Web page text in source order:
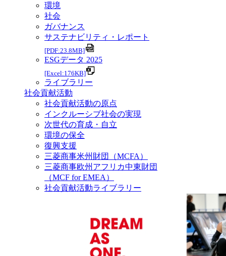
環境
社会
ガバナンス
サステナビリティ・レポート
[PDF:23.8MB]
ESGデータ 2025
[Excel:176KB]
ライブラリー
社会貢献活動
社会貢献活動の原点
インクルーシブ社会の実現
次世代の育成・自立
環境の保全
復興支援
三菱商事米州財団（MCFA）
三菱商事欧州アフリカ中東財団
（MCF for EMEA）
社会貢献活動ライブラリー